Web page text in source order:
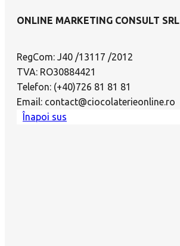
ONLINE MARKETING CONSULT SRL
RegCom: J40 /13117 /2012
TVA: RO30884421
Telefon: (+40)726 81 81 81
Email: contact@ciocolaterieonline.ro
Înapoi sus